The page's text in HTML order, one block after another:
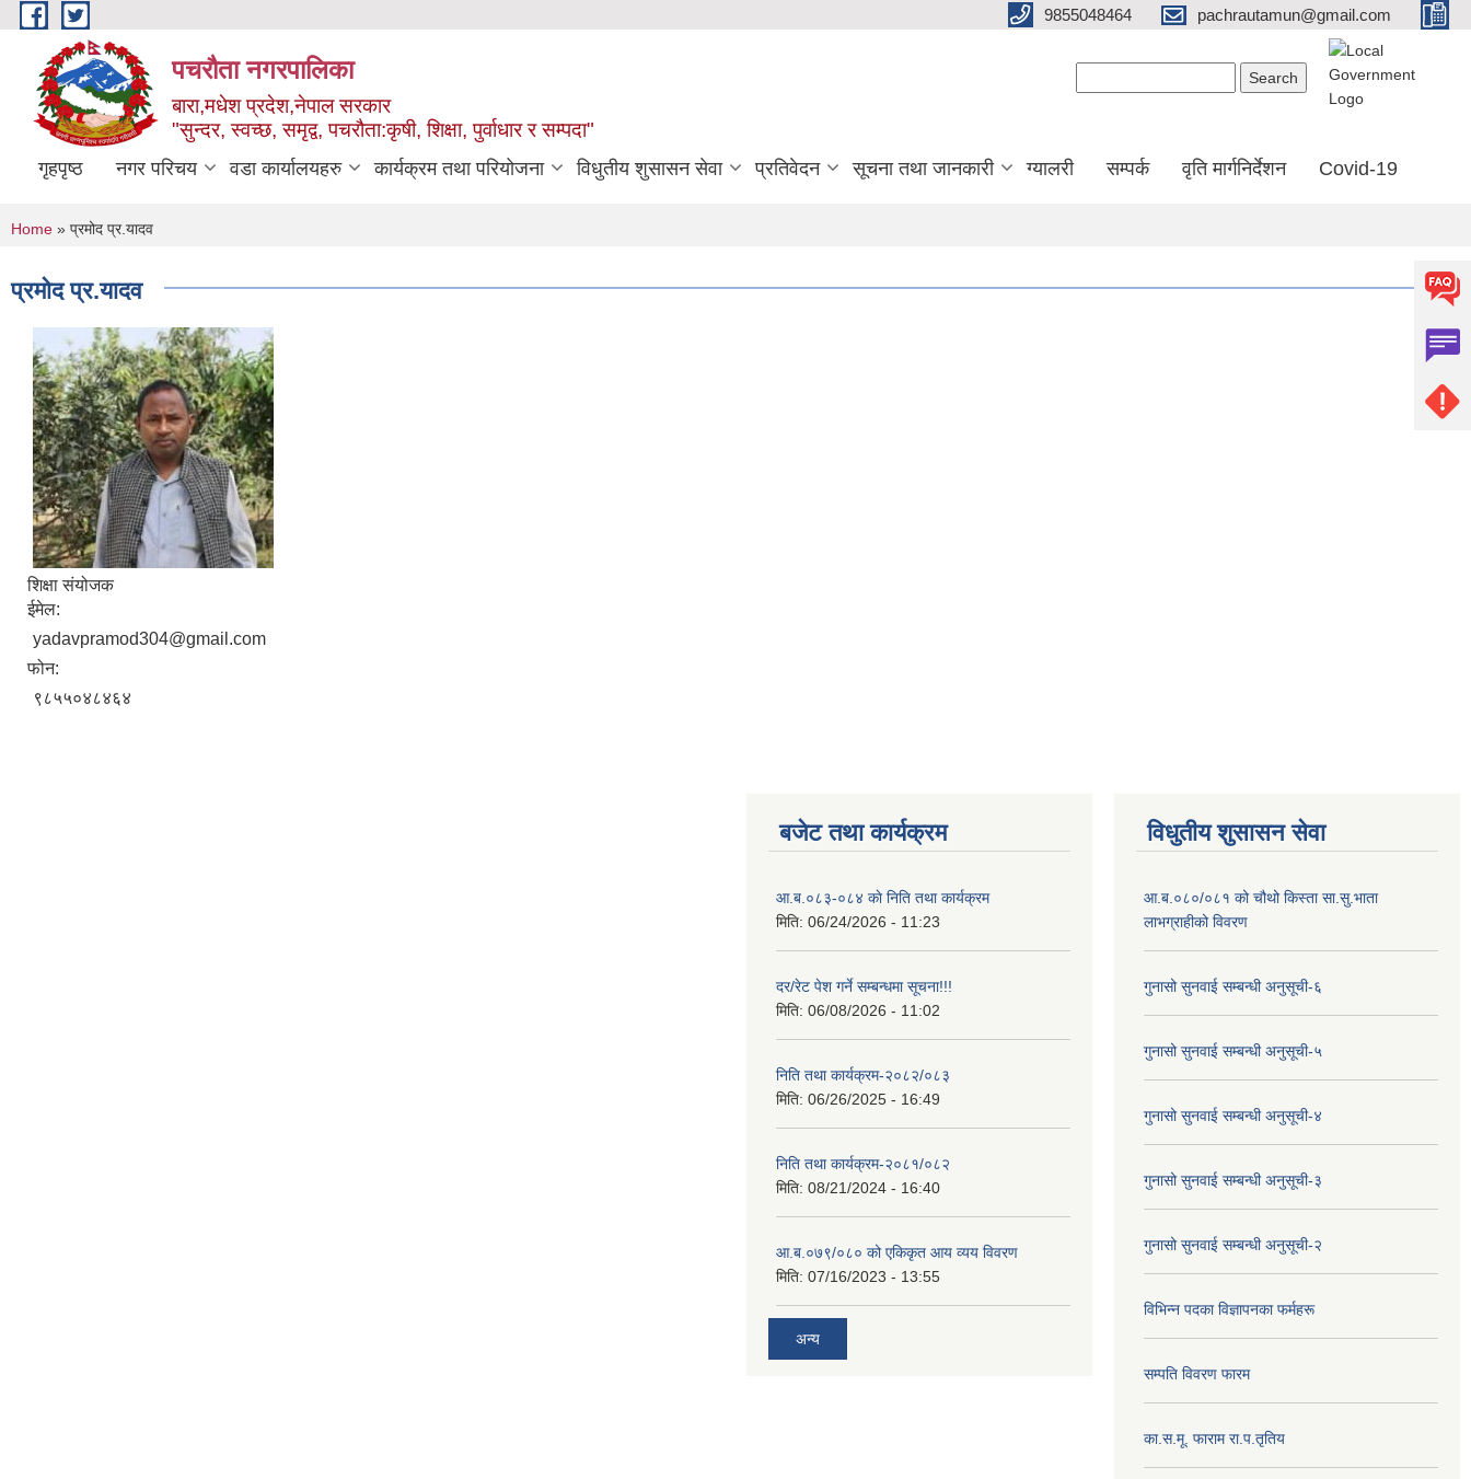
Skip to main content 9855048464 pachrautamun@gmail.com
पचरौता नगरपालिका
बारा,मधेश प्रदेश,नेपाल सरकार
"सुन्दर, स्वच्छ, समृद्व, पचरौता:कृषी, शिक्षा, पुर्वाधार र सम्पदा"
गृहपृष्ठ नगर परिचय वडा कार्यालयहरु कार्यक्रम तथा परियोजना विधुतीय शुसासन सेवा प्रतिवेदन सूचना तथा जानकारी ग्यालरी सम्पर्क वृति मार्गनिर्देशन Covid-19
You are here
Home » प्रमोद प्र.यादव
प्रमोद प्र.यादव
शिक्षा संयोजक
ईमेल:
yadavpramod304@gmail.com
फोन:
९८५५०४८४६४
बजेट तथा कार्यक्रम
आ.ब.०८३-०८४ काे निति तथा कार्यक्रम
मिति: 06/24/2026 - 11:23
दर/रेट पेश गर्ने सम्बन्धमा सूचना!!!
मिति: 06/08/2026 - 11:02
निति तथा कार्यक्रम-२०८२/०८३
मिति: 06/26/2025 - 16:49
निति तथा कार्यक्रम-२०८१/०८२
मिति: 08/21/2024 - 16:40
आ.ब.०७९/०८० को एकिकृत आय व्यय विवरण
मिति: 07/16/2023 - 13:55
अन्य
विधुतीय शुसासन सेवा
आ.ब.०८०/०८१ को चौथो किस्ता सा.सु.भाता
लाभग्राहीको विवरण
गुनासो सुनवाई सम्बन्धी अनुसूची-६
गुनासो सुनवाई सम्बन्धी अनुसूची-५
गुनासो सुनवाई सम्बन्धी अनुसूची-४
गुनासो सुनवाई सम्बन्धी अनुसूची-३
गुनासो सुनवाई सम्बन्धी अनुसूची-२
विभिन्न पदका विज्ञापनका फर्महरू
सम्पति विवरण फारम
का.स.मू. फाराम रा.प.तृतिय